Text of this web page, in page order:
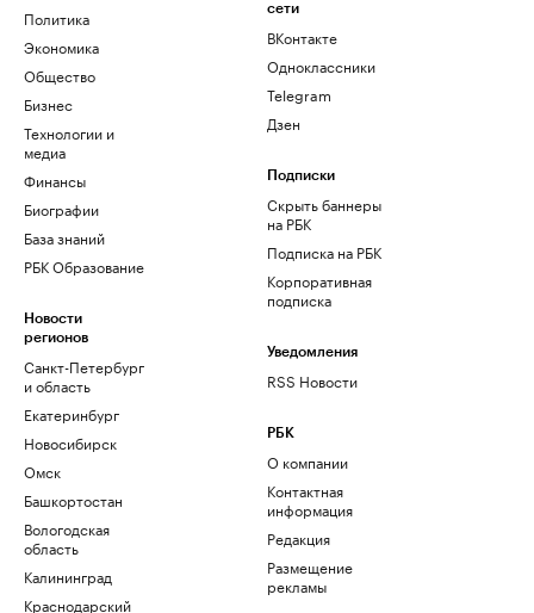
Политика
Экономика
Общество
Бизнес
Технологии и
медиа
Финансы
Биографии
База знаний
РБК Образование
Новости
регионов
Санкт-Петербург
и область
Екатеринбург
Новосибирск
Омск
Башкортостан
Вологодская
область
Калининград
Краснодарский
сети
ВКонтакте
Одноклассники
Telegram
Дзен
Подписки
Скрыть баннеры
на РБК
Подписка на РБК
Корпоративная
подписка
Уведомления
RSS Новости
РБК
О компании
Контактная
информация
Редакция
Размещение
рекламы